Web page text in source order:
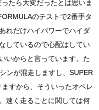
たら大変だったとは思いま
のテストで2番手タ
れだけハイパワーでハイダ
しているので心配はしてい
いからと言っています。た
ンが混走しますし、SUPER
すから、そういったオペレ
速く走ることに関しては何